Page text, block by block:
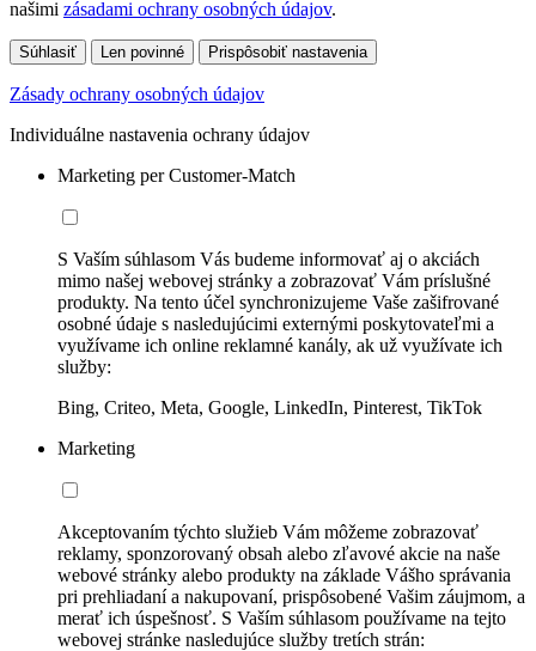
našimi zásadami ochrany osobných údajov.
Súhlasiť Len povinné Prispôsobiť nastavenia
Zásady ochrany osobných údajov
Individuálne nastavenia ochrany údajov
Marketing per Customer-Match
S Vaším súhlasom Vás budeme informovať aj o akciách
mimo našej webovej stránky a zobrazovať Vám príslušné
produkty. Na tento účel synchronizujeme Vaše zašifrované
osobné údaje s nasledujúcimi externými poskytovateľmi a
využívame ich online reklamné kanály, ak už využívate ich
služby:
Bing, Criteo, Meta, Google, LinkedIn, Pinterest, TikTok
Marketing
Akceptovaním týchto služieb Vám môžeme zobrazovať
reklamy, sponzorovaný obsah alebo zľavové akcie na naše
webové stránky alebo produkty na základe Vášho správania
pri prehliadaní a nakupovaní, prispôsobené Vašim záujmom, a
merať ich úspešnosť. S Vaším súhlasom používame na tejto
webovej stránke nasledujúce služby tretích strán: